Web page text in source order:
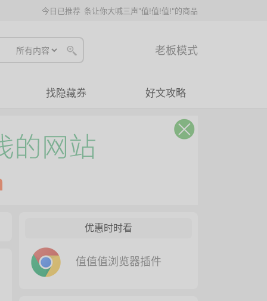
今日已推荐 条让你大喊三声"值!值!值!"的商品
老板模式
找隐藏券 好文攻略
优惠时时看
值值值浏览器插件